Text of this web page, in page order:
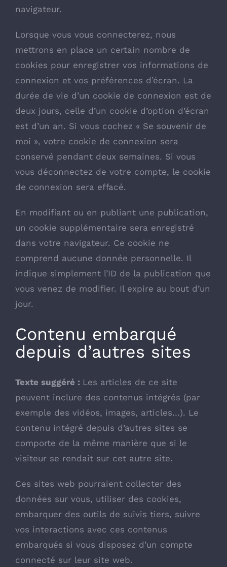
navigateur.
Lorsque vous vous connecterez, nous
mettrons en place un certain nombre de
cookies pour enregistrer vos informations de
connexion et vos préférences d’écran. La
durée de vie d’un cookie de connexion est de
deux jours, celle d’un cookie d’option d’écran
est d’un an. Si vous cochez « Se souvenir de
moi », votre cookie de connexion sera
conservé pendant deux semaines. Si vous
vous déconnectez de votre compte, le cookie
de connexion sera effacé.
En modifiant ou en publiant une publication,
un cookie supplémentaire sera enregistré
dans votre navigateur. Ce cookie ne
comprend aucune donnée personnelle. Il
indique simplement l’ID de la publication que
vous venez de modifier. Il expire au bout d’un
jour.
Contenu embarqué
depuis d’autres sites
Texte suggéré : Les articles de ce site
peuvent inclure des contenus intégrés (par
exemple des vidéos, images, articles…). Le
contenu intégré depuis d’autres sites se
comporte de la même manière que si le
visiteur se rendait sur cet autre site.
Ces sites web pourraient collecter des
données sur vous, utiliser des cookies,
embarquer des outils de suivis tiers, suivre
vos interactions avec ces contenus
embarqués si vous disposez d’un compte
connecté sur leur site web.